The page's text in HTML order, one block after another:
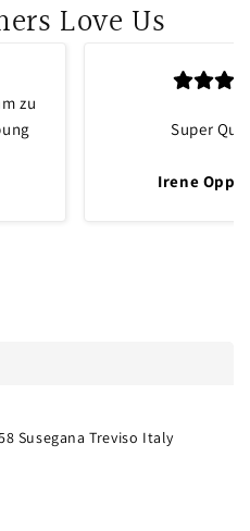
Love Us
zu
Irene
Super
Susegana Treviso Italy